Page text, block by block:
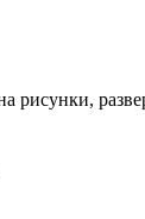
рисунки,